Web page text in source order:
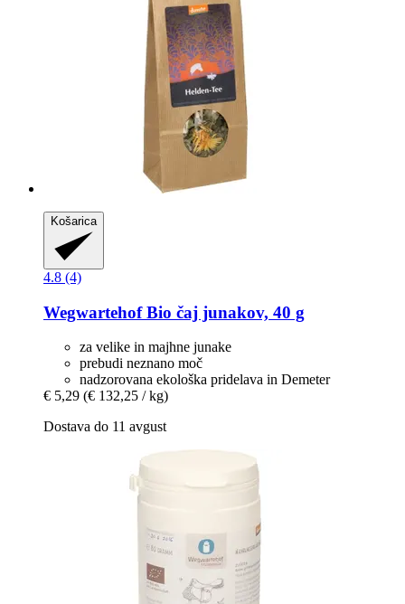
Košarica
4.8 (4)
WegwartehofBio čaj junakov, 40 g
za velike in majhne junake
prebudi neznano moč
nadzorovana ekološka pridelava in Demeter
€ 5,29 (€ 132,25 / kg)
Dostava do 11 avgust